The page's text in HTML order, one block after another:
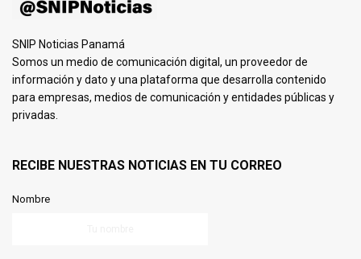
SNIP Noticias Panamá
Somos un medio de comunicación digital, un proveedor de
información y dato y una plataforma que desarrolla contenido
para empresas, medios de comunicación y entidades públicas y
privadas.
RECIBE NUESTRAS NOTICIAS EN TU CORREO
Nombre